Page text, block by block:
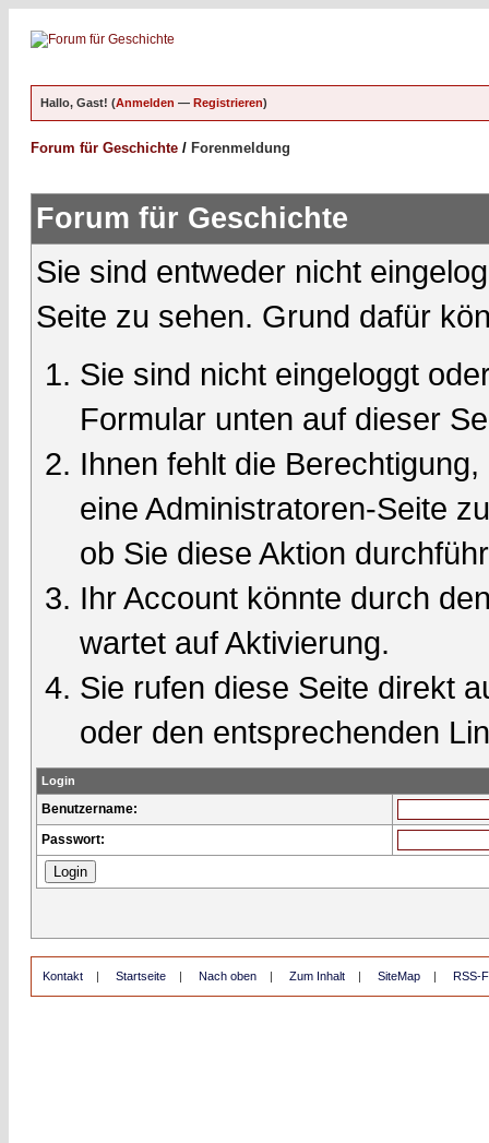
Hallo, Gast! (Anmelden — Registrieren)
Forum für Geschichte / Forenmeldung
Forum für Geschichte
Sie sind entweder nicht
Seite zu sehen. Grund dafür
Sie sind nicht eingeloggt
Formular unten auf dieser
Ihnen fehlt die
eine Administratoren-Seite
ob Sie diese Aktion
Ihr Account könnte durch
wartet auf Aktivierung.
Sie rufen diese Seite direkt
oder den entsprechenden
Login
Benutzername:
Passwort:
Kontakt | Startseite | Nach oben | Zum Inhalt | SiteMap | RSS-